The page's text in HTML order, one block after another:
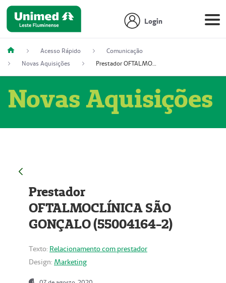
Login
Acesso Rápido
Comunicação
Novas Aquisições
Prestador OFTALMOCLÍNICA SÃO GONÇALO (55004164-2)
Novas Aquisições
Prestador
OFTALMOCLÍNICA SÃO
GONÇALO (55004164-2)
Texto: Relacionamento com prestador
Design: Marketing